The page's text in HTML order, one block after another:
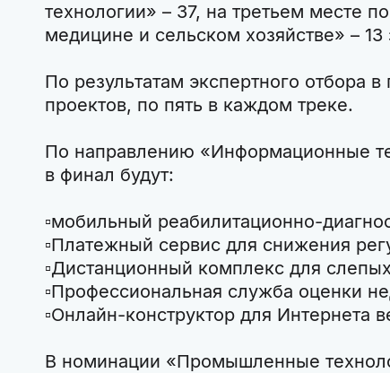
технологии» – 37, на третьем месте
медицине и сельском хозяйстве» – 13
По результатам экспертного отбора
проектов, по пять в каждом треке.
По направлению «Информационные
в финал будут:
▫мобильный реабилитационно-
▫Платежный сервис для снижения
▫Дистанционный комплекс для слепых
▫Профессиональная служба оценки
▫Онлайн-конструктор для Интернета
В номинации «Промышленные